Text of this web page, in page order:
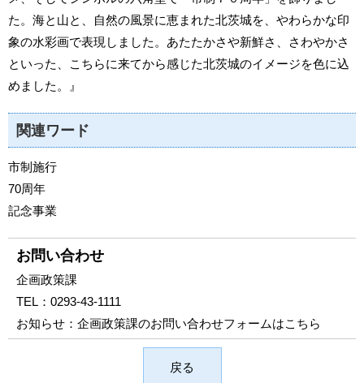
た。海と山と、自然の風景に恵まれた北茨城を、やわらかな印
象の水彩画で表現しました。あたたかさや新鮮さ、さわやかさ
といった、こちらに来てから感じた北茨城のイメージを色に込
めました。』
関連ワード
市制施行
70周年
記念事業
お問い合わせ
企画政策課
TEL： 0293-43-1111
お知らせ： 企画政策課のお問い合わせフォームはこちら
戻る